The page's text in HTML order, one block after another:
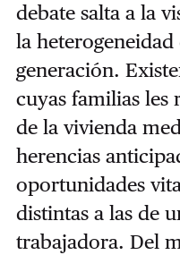
debate salta a la
la
generación.
cuyas familias les
de la vivienda
herencias
oportunidades
distintas a las de
trabajadora. Del